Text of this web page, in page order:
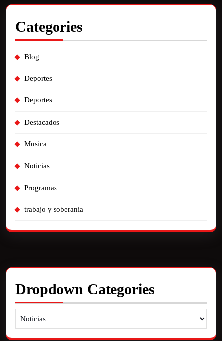
Categories
Blog
Deportes
Deportes
Destacados
Musica
Noticias
Programas
trabajo y soberania
Dropdown Categories